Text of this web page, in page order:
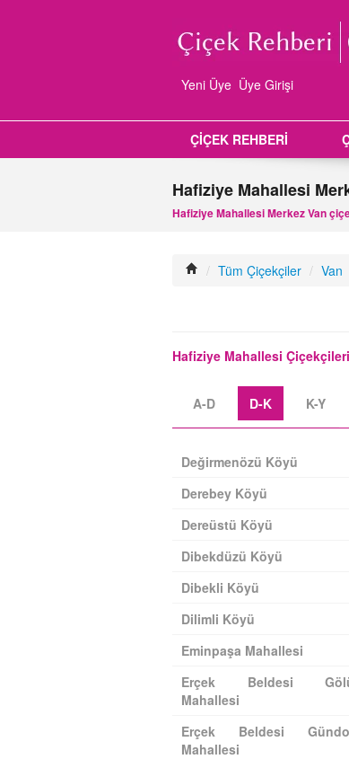
Yeni Üye Üye Girişi
ÇİÇEK REHBERİ
Hafiziye Mahallesi
Hafiziye Mahallesi Merkez Van
/ Tüm Çiçekçiler / Van
Hafiziye Mahallesi Çiçekçileri
A-D D-K K-Y
Değirmenözü Köyü
Derebey Köyü
Dereüstü Köyü
Dibekdüzü Köyü
Dibekli Köyü
Dilimli Köyü
Eminpaşa Mahallesi
Erçek Beldesi
Mahallesi
Erçek Beldesi
Mahallesi